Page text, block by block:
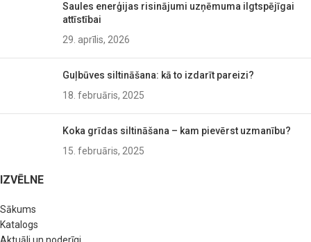
Saules enerģijas risinājumi uzņēmuma ilgtspējīgai
attīstībai
29. aprīlis, 2026
Guļbūves siltināšana: kā to izdarīt pareizi?
18. februāris, 2025
Koka grīdas siltināšana – kam pievērst uzmanību?
15. februāris, 2025
IZVĒLNE
Sākums
Katalogs